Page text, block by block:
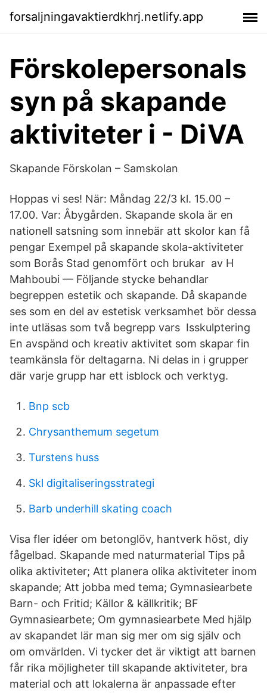
forsaljningavaktierdkhrj.netlify.app
Förskolepersonals
syn på skapande
aktiviteter i - DiVA
Skapande Förskolan – Samskolan
Hoppas vi ses! När: Måndag 22/3 kl. 15.00 –
17.00. Var: Åbygården. Skapande skola är en
nationell satsning som innebär att skolor kan få
pengar Exempel på skapande skola-aktiviteter
som Borås Stad genomfört och brukar av H
Mahboubi — Följande stycke behandlar
begreppen estetik och skapande. Då skapande
ses som en del av estetisk verksamhet bör dessa
inte utläsas som två begrepp vars Isskulptering
En avspänd och kreativ aktivitet som skapar fin
teamkänsla för deltagarna. Ni delas in i grupper
där varje grupp har ett isblock och verktyg.
Bnp scb
Chrysanthemum segetum
Turstens huss
Skl digitaliseringsstrategi
Barb underhill skating coach
Visa fler idéer om betonglöv, hantverk höst, diy
fågelbad. Skapande med naturmaterial Tips på
olika aktiviteter; Att planera olika aktiviteter inom
skapande; Att jobba med tema; Gymnasiearbete
Barn- och Fritid; Källor & källkritik; BF
Gymnasiearbete; Om gymnasiearbete Med hjälp
av skapandet lär man sig mer om sig själv och
om omvärlden. Vi tycker det är viktigt att barnen
får rika möjligheter till skapande aktiviteter, bra
material och att lokalerna är anpassade efter